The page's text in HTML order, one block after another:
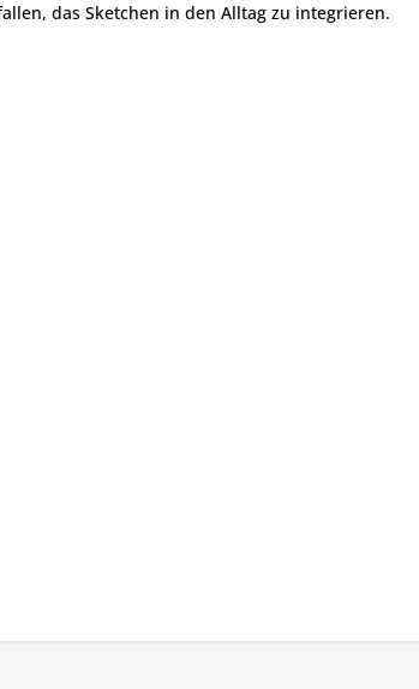
das Sketchen in den Alltag zu integrieren.